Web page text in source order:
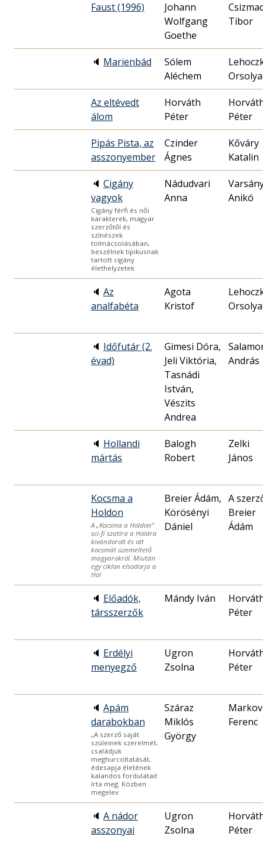
Faust (1996)
Johann
Wolfgang
Goethe
Tibor
🔈 Marienbád
Sólem
Aléchem
Orsolya
Az eltévedt
álom
Horváth
Péter
Péter
Pipás Pista, az
asszonyember
Czinder
Ágnes
Kőváry
Katalin
🔈 Cigány
vagyok
Cigány férfi és női
karakterek, magyar
szerzőtől és
színészek
tolmácsolásában,
beszélnek tipikusnak
tartott cigány
élethelyzetek
Nádudvari
Anna
Anikó
🔈 Az
analfabéta
Agota
Kristof
Orsolya
🔈 Időfutár (2.
évad)
Gimesi Dóra,
Jeli Viktória,
Tasnádi
István,
Vészits
Andrea
András
🔈 Hollandi
mártás
Balogh
Robert
Zelki
János
Kocsma a
Holdon
A „Kocsma a Holdon”
sci-fi szatíra a Holdra
kivándorolt és ott
kocsmát üzemeltető
magyarokról. Miután
egy ciklon elsodorja a
Hol
Breier Ádám,
Körösényi
Dániel
A
Breier
Ádám
🔈 Előadók,
társszerzők
Mándy Iván
Péter
🔈 Erdélyi
menyegző
Ugron
Zsolna
Péter
🔈 Apám
darabokban
„A szerző saját
szüleinek szerelmét,
családjuk
meghurcoltatását,
édesapja életének
kalandos fordulatait
írta meg. Közben
megelev
Száraz
Miklós
György
Ferenc
🔈 A nádor
asszonyai
Ugron
Zsolna
Péter